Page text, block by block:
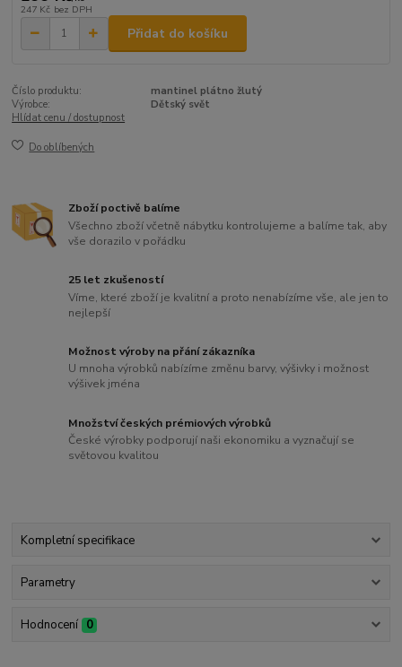
247 Kč bez DPH
Přidat do košíku
Číslo produktu:
mantinel plátno žlutý
Výrobce:
Dětský svět
Hlídat cenu / dostupnost
Do oblíbených
Zboží poctivě balíme
Všechno zboží včetně nábytku kontrolujeme a balíme tak, aby
vše dorazilo v pořádku
25 let zkušeností
Víme, které zboží je kvalitní a proto nenabízíme vše, ale jen to
nejlepší
Možnost výroby na přání zákazníka
U mnoha výrobků nabízíme změnu barvy, výšivky i možnost
výšivek jména
Množství českých prémiových výrobků
České výrobky podporují naši ekonomiku a vyznačují se
světovou kvalitou
Kompletní specifikace
Parametry
Hodnocení 0